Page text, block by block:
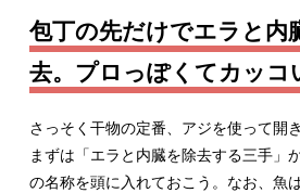
包丁の先だけでエラと内
去。プロっぽくてカッコ
さっそく干物の定番、アジを使って開
まずは「エラと内臓を除去する三手」
の名称を頭に入れておこう。なお、魚